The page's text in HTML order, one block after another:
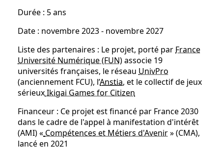
Durée : 5 ans
Date : novembre 2023 - novembre 2027
Liste des partenaires : Le projet, porté par France
Université Numérique (FUN)associe 19
universités françaises, le réseau UnivPro
(anciennement FCU), l’Anstia, et le collectif de jeux
sérieuxIkigai Games for Citizen
Financeur : Ce projet est financé par France 2030
dans le cadre de l'appel à manifestation d'intérêt
(AMI) « Compétences et Métiers d'Avenir» (CMA),
lancé en 2021